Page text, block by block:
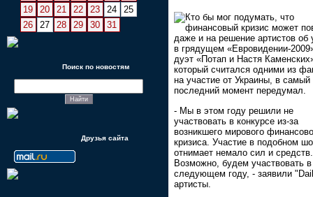
19
20 21 22 23 24
25
26
27 28 29 30 31
Поиск по новостям
Друзья сайта
Кто бы мог подумать, что
финансовый кризис может
даже и на решение артистов об
в грядущем «Евровидении-
дуэт «Потап и Настя
который считался одними из
на участие от Украины, в самый
последний момент передумал.
- Мы в этом году решили не
участвовать в конкурсе из-за
возникшего мирового
кризиса. Участие в подобном
отнимает немало сил и средств.
Возможно, будем участвовать в
следующем году, - заявили
артисты.